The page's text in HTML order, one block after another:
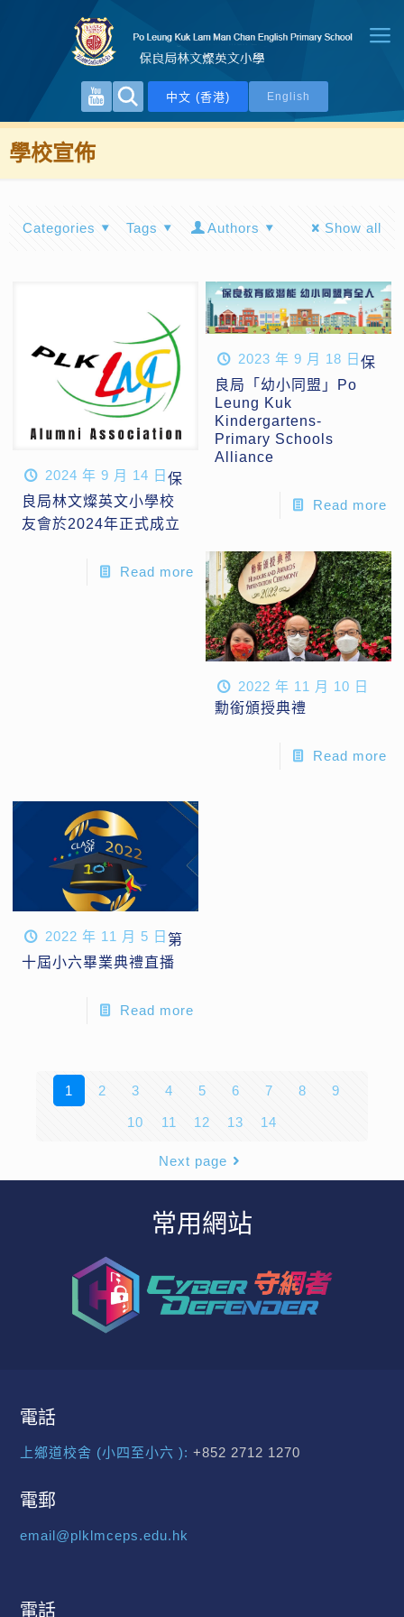
中文 (香港) English
學校宣佈
Categories Tags Authors Show all
2024 年 9 月 14 日保
良局林文燦英文小學校
友會於2024年正式成立
Read more
2023 年 9 月 18 日保
良局「幼小同盟」Po
Leung Kuk
Kindergartens-
Primary Schools
Alliance
Read more
2022 年 11 月 10 日
勳銜頒授典禮
Read more
2022 年 11 月 5 日 第
十屆小六畢業典禮直播
Read more
1 2 3 4 5 6 7 8 9
10 11 12 13 14
Next page
常用網站
電話
上鄉道校舍 (小四至小六 ): +852 2712 1270
電郵
email@plklmceps.edu.hk
電話